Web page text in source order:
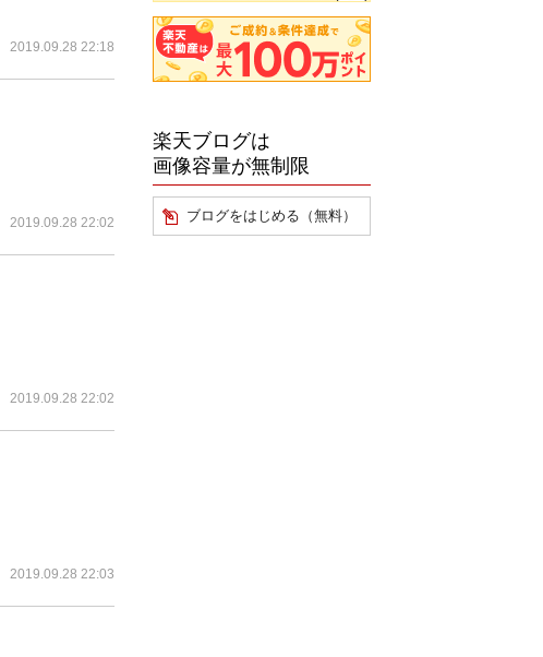
2019.09.28 22:18
2019.09.28 22:02
2019.09.28 22:02
2019.09.28 22:03
楽天ブログは
画像容量が無制限
ブログをはじめる（無料）